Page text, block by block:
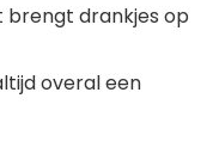
brengt drankjes op
overal een